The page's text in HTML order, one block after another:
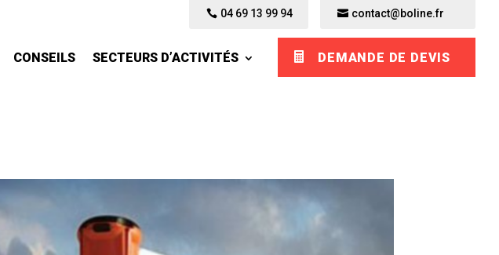
04 69 13 99 94 contact@boline.fr
CONSEILS SECTEURS D’ACTIVITÉS DEMANDE DE DEVIS
04 69 13 99 94 contact@boline.fr
CONSEILS SECTEURS D’ACTIVITÉS DEMANDE DE DEVIS